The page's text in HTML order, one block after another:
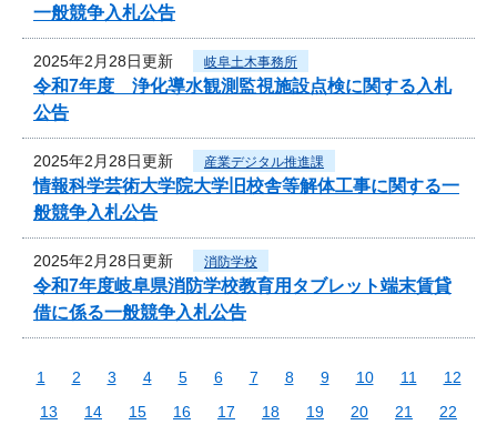
一般競争入札公告
2025年2月28日更新 岐阜土木事務所
令和7年度 浄化導水観測監視施設点検に関する入札
公告
2025年2月28日更新 産業デジタル推進課
情報科学芸術大学院大学旧校舎等解体工事に関する一
般競争入札公告
2025年2月28日更新 消防学校
令和7年度岐阜県消防学校教育用タブレット端末賃貸
借に係る一般競争入札公告
1 2 3 4 5 6 7 8 9 10 11
12
13
14 15 16 17 18 19 20 21
22